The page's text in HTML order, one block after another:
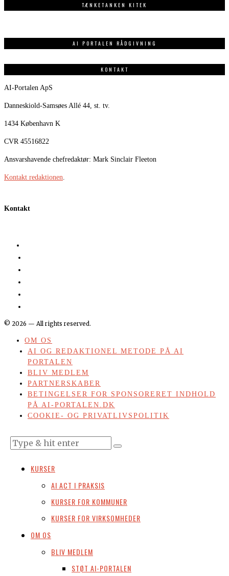
TÆNKETANKEN KITEK
AI PORTALEN RÅDGIVNING
KONTAKT
AI-Portalen ApS
Danneskiold-Samsøes Allé 44, st. tv.
1434 København K
CVR 45516822
Ansvarshavende chefredaktør: Mark Sinclair Fleeton
Kontakt redaktionen
Kontakt
© 2026 — All rights reserved.
OM OS
AI OG REDAKTIONEL METODE PÅ AI
PORTALEN
BLIV MEDLEM
PARTNERSKABER
BETINGELSER FOR SPONSORERET INDHOLD
PÅ AI-PORTALEN.DK
COOKIE- OG PRIVATLIVSPOLITIK
KURSER
AI ACT I PRAKSIS
KURSER FOR KOMMUNER
KURSER FOR VIRKSOMHEDER
OM OS
BLIV MEDLEM
STØT AI-PORTALEN